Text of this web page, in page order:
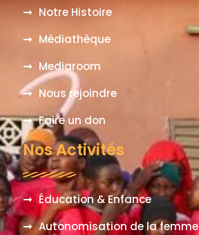
Notre Histoire
Médiathèque
Mediaroom
Nous rejoindre
Faire un don
Nos Activités
Éducation & Enfance
Autonomisation de la femme